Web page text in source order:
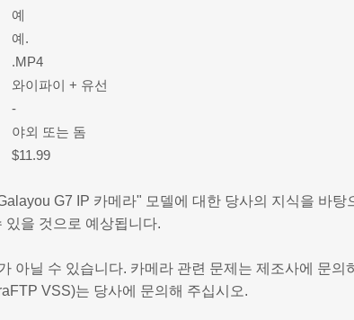
예
예.
.MP4
와이파이 + 유선
-
야외 또는 돔
$11.99
G7 IP 카메라" 모델에 대한 당사의 지식을 바
있을 것으로 예상됩니다.
아닐 수 있습니다. 카메라 관련 문제는 제조사에 문의
VSS)는 당사에 문의해 주십시오.